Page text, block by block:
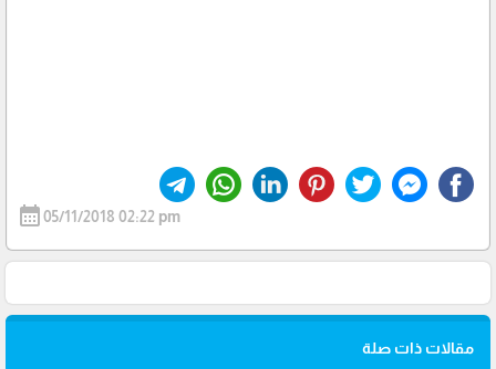
calendar_month05/11/2018 02:22 pm
مقالات ذات صلة